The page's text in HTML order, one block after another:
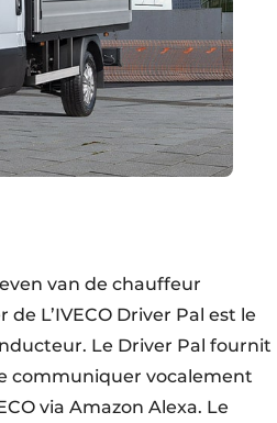
van de chauffeur
L’IVECO Driver Pal est le
Le Driver Pal fournit
communiquer vocalement
via Amazon Alexa. Le